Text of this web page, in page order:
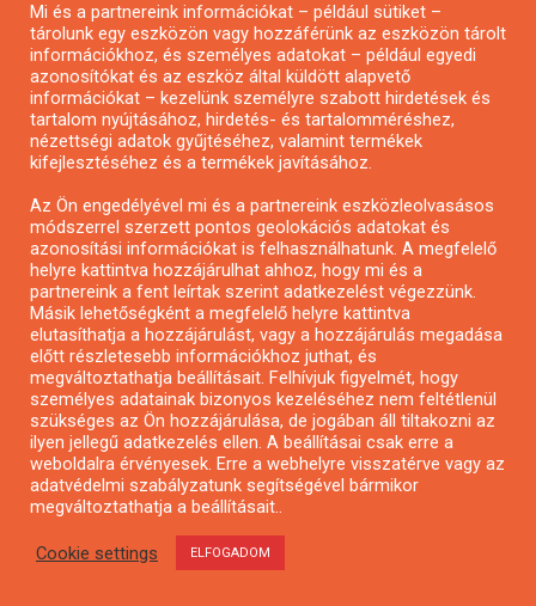
Pár perc kortárs – rövidfilm pályázat
Mi és a partnereink információkat – például sütiket –
tárolunk egy eszközön vagy hozzáférünk az eszközön tárolt
információkhoz, és személyes adatokat – például egyedi
azonosítókat és az eszköz által küldött alapvető
információkat – kezelünk személyre szabott hirdetések és
tartalom nyújtásához, hirdetés- és tartalomméréshez,
nézettségi adatok gyűjtéséhez, valamint termékek
kifejlesztéséhez és a termékek javításához.
Az Ön engedélyével mi és a partnereink eszközleolvasásos
módszerrel szerzett pontos geolokációs adatokat és
azonosítási információkat is felhasználhatunk. A megfelelő
helyre kattintva hozzájárulhat ahhoz, hogy mi és a
partnereink a fent leírtak szerint adatkezelést végezzünk.
Másik lehetőségként a megfelelő helyre kattintva
elutasíthatja a hozzájárulást, vagy a hozzájárulás megadása
előtt részletesebb információkhoz juthat, és
megváltoztathatja beállításait. Felhívjuk figyelmét, hogy
személyes adatainak bizonyos kezeléséhez nem feltétlenül
szükséges az Ön hozzájárulása, de jogában áll tiltakozni az
ilyen jellegű adatkezelés ellen. A beállításai csak erre a
weboldalra érvényesek. Erre a webhelyre visszatérve vagy az
adatvédelmi szabályzatunk segítségével bármikor
megváltoztathatja a beállításait..
Cookie settings ELFOGADOM